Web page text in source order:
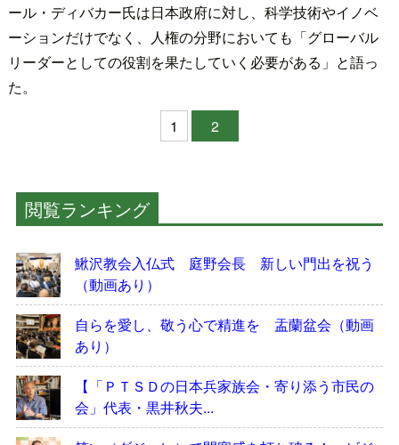
ール・ディバカー氏は日本政府に対し、科学技術やイノベ
ーションだけでなく、人権の分野においても「グローバル
リーダーとしての役割を果たしていく必要がある」と語っ
た。
1
2
閲覧ランキング
鰍沢教会入仏式 庭野会長 新しい門出を祝う
（動画あり）
自らを愛し、敬う心で精進を 盂蘭盆会（動画
あり）
【「ＰＴＳＤの日本兵家族会・寄り添う市民の
会」代表・黒井秋夫...